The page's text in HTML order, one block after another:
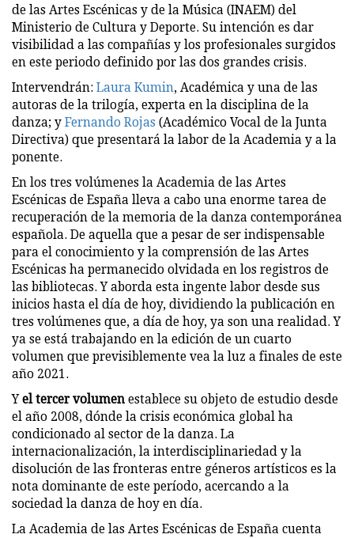
de las Artes Escénicas y de la Música (INAEM) del
Ministerio de Cultura y Deporte. Su intención es dar
visibilidad a las compañías y los profesionales surgidos
en este periodo definido por las dos grandes crisis.
Intervendrán: Laura Kumin, Académica y una de las
autoras de la trilogía, experta en la disciplina de la
danza; y Fernando Rojas (Académico Vocal de la Junta
Directiva) que presentará la labor de la Academia y a la
ponente.
En los tres volúmenes la Academia de las Artes
Escénicas de España lleva a cabo una enorme tarea de
recuperación de la memoria de la danza contemporánea
española. De aquella que a pesar de ser indispensable
para el conocimiento y la comprensión de las Artes
Escénicas ha permanecido olvidada en los registros de
las bibliotecas. Y aborda esta ingente labor desde sus
inicios hasta el día de hoy, dividiendo la publicación en
tres volúmenes que, a día de hoy, ya son una realidad. Y
ya se está trabajando en la edición de un cuarto
volumen que previsiblemente vea la luz a finales de este
año 2021.
Yel tercer volumen establece su objeto de estudio desde
el año 2008, dónde la crisis económica global ha
condicionado al sector de la danza. La
internacionalización, la interdisciplinariedad y la
disolución de las fronteras entre géneros artísticos es la
nota dominante de este período, acercando a la
sociedad la danza de hoy en día.
La Academia de las Artes Escénicas de España cuenta